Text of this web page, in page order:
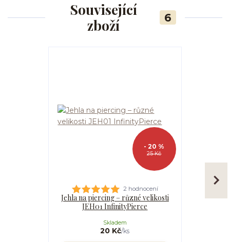
Související
zboží
6
25 Kč
- 20 %
2 hodnocení
Jehla na piercing – různé velikosti
JEH01 InfinityPierce
20 Kč/ks
Skladem